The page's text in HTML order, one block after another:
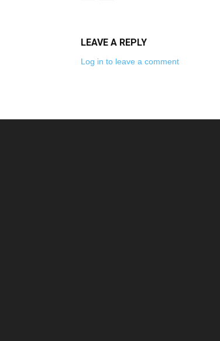
LEAVE A REPLY
Log in to leave a comment